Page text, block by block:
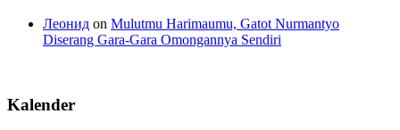
Леонид on Mulutmu Harimaumu, Gatot Nurmantyo
Diserang Gara-Gara Omongannya Sendiri
Kalender